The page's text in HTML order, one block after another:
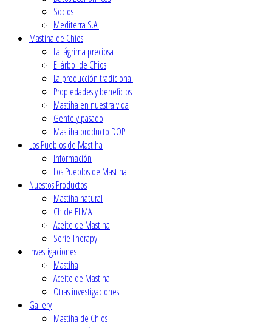
Socios
Mediterra S.A.
Mastiha de Chios
La lágrima preciosa
El árbol de Chios
La producción tradicional
Propiedades y beneficios
Mastiha en nuestra vida
Gente y pasado
Mastiha producto DOP
Los Pueblos de Mastiha
Ιnformación
Los Pueblos de Mastiha
Nuestos Productos
Mastiha natural
Chicle ELMA
Aceite de Mastiha
Serie Therapy
Investigaciones
Mastiha
Aceite de Mastiha
Οtras investigaciones
Gallery
Mastiha de Chios